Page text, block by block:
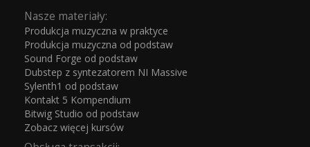
Nasze materiały:
Produkcja muzyczna w praktyce
Produkcja muzyczna od podstaw
Sound Forge od podstaw
Dubstep z syntezatorem NI Massive
Sylenth1 od podstaw
Kontakt 5 Kompendium
Bitwig Studio od podstaw
Zobacz więcej kursów